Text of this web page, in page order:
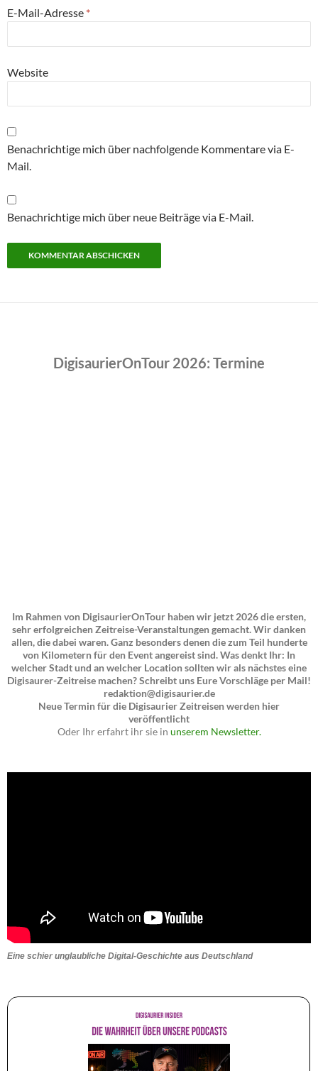
E-Mail-Adresse *
Website
Benachrichtige mich über nachfolgende Kommentare via E-
Mail.
Benachrichtige mich über neue Beiträge via E-Mail.
DigisaurierOnTour 2026: Termine
Im Rahmen von DigisaurierOnTour haben wir jetzt 2026 die ersten,
sehr erfolgreichen Zeitreise-Veranstaltungen gemacht. Wir danken
allen, die dabei waren. Ganz besonders denen die zum Teil hunderte
von Kilometern für den Event angereist sind. Was denkt Ihr: In
welcher Stadt und an welcher Location sollten wir als nächstes eine
Digisaurer-Zeitreise machen? Schreibt uns Eure Vorschläge per Mail!
redaktion@digisaurier.de
Neue Termin für die Digisaurier Zeitreisen werden hier
veröffentlicht
Oder Ihr erfahrt ihr sie in unserem Newsletter.
Eine schier unglaubliche Digital-Geschichte aus Deutschland